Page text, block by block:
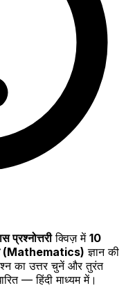
क्विज़ में 10
(Mathematics) ज्ञान की
का उत्तर चुनें और तुरंत
— हिंदी माध्यम में।